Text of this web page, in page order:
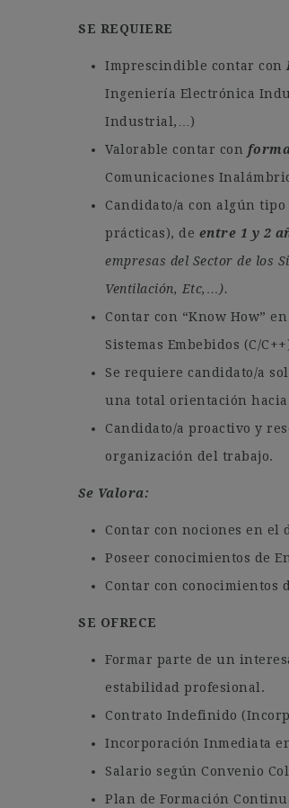
SE REQUIERE
Imprescindible contar con
Ingeniería Electrónica
Industrial,…)
Valorable contar con
Comunicaciones
Candidato/a con algún tipo
prácticas), de entre 1 y 2
empresas del Sector de los
Ventilación, Etc,…).
Contar con “Know How”
Sistemas Embebidos (C/
Se requiere candidato/a
una total orientación
Candidato/a proactivo y
organización del trabajo.
Se Valora:
Contar con nociones en el
Poseer conocimientos de
Contar con conocimientos
SE OFRECE
Formar parte de un
estabilidad profesional.
Contrato Indefinido
Incorporación Inmediata
Salario según Convenio
Plan de Formación